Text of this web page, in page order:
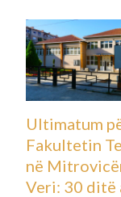
Ultimatum
Fakultetin
në
Veri: 30 ditë